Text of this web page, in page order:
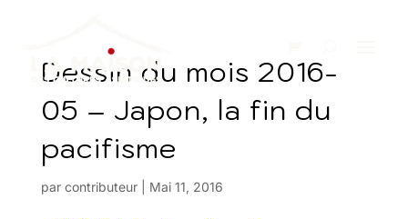
Dessin du mois 2016-
05 – Japon, la fin du
pacifisme
par contributeur| Mai 11, 2016